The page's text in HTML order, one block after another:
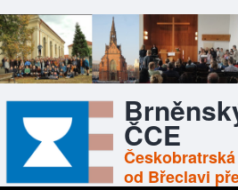
ČCE
od Břeclavi